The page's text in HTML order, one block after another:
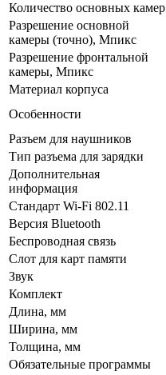
Количество основных камер
Разрешение основной
камеры (точно), Мпикс
Разрешение фронтальной
камеры, Мпикс
Материал корпуса
Особенности
Разъем для наушников
Тип разъема для зарядки
Дополнительная
информация
Стандарт Wi-Fi 802.11
Версия Bluetooth
Беспроводная связь
Слот для карт памяти
Звук
Комплект
Длина, мм
Ширина, мм
Толщина, мм
Обязательные программы